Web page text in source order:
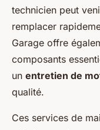
technicien peut
remplacer
Garage offre
composants
un entretien de
qualité.
Ces services de